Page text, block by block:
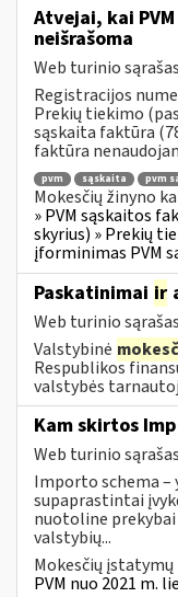
Atvejai, kai
neišrašoma
Web turinio sąrašas
Registracijos
Prekių tiekimo
sąskaita faktūra
faktūra
pvm sąskaita pvm
Mokesčių žinyno
» PVM sąskaitos
skyrius) » Prekių
įforminimas PVM
Paskatinimai ir
Web turinio sąrašas
Valstybinė
Respublikos
valstybės
Kam skirtos
Web turinio sąrašas
Importo schema –
supaprastintai
nuotoline
valstybių...
Mokesčių
PVM nuo 2021 m.